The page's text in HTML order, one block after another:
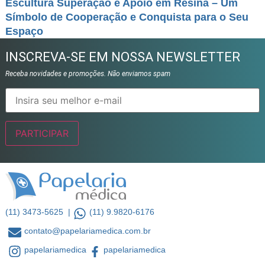
Escultura Superação e Apoio em Resina – Um
Símbolo de Cooperação e Conquista para o Seu
Espaço
INSCREVA-SE EM NOSSA NEWSLETTER
Receba novidades e promoções. Não enviamos spam
(11) 3473-5625 |
(11) 9.9820-6176
contato@papelariamedica.com.br
papelariamedica
papelariamedica